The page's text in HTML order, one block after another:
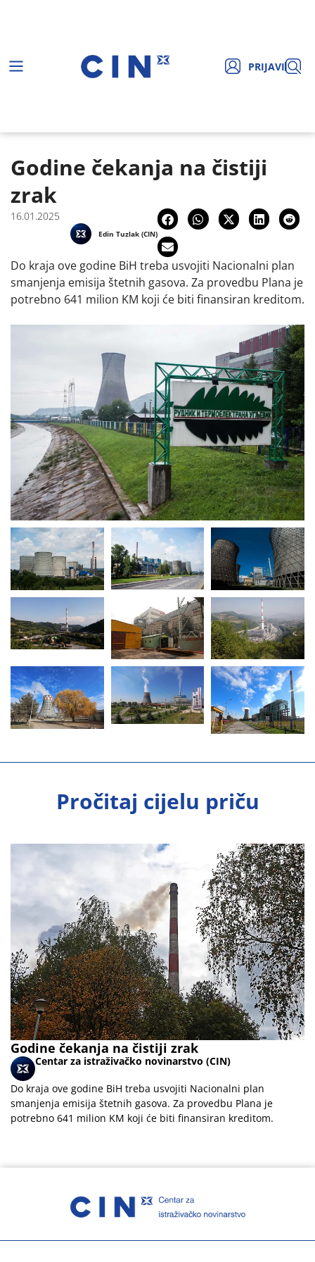
PRIJAVI
Godine čekanja na čistiji
zrak
16.01.2025
Edin Tuzlak (CIN)
Do kraja ove godine BiH treba usvojiti Nacionalni plan
smanjenja emisija štetnih gasova. Za provedbu Plana je
potrebno 641 milion KM koji će biti finansiran kreditom.
Pročitaj cijelu priču
Godine čekanja na čistiji zrak
Centar za istraživačko novinarstvo (CIN)
Do kraja ove godine BiH treba usvojiti Nacionalni plan
smanjenja emisija štetnih gasova. Za provedbu Plana je
potrebno 641 milion KM koji će biti finansiran kreditom.